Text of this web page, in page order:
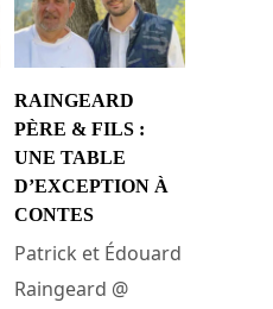
RAINGEARD
PÈRE & FILS :
UNE TABLE
D’EXCEPTION À
CONTES
Patrick et Édouard
Raingeard @